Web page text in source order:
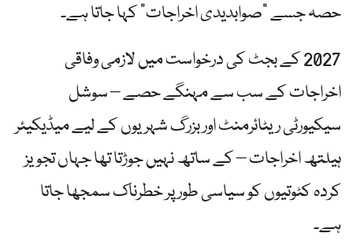
حصہ جسے "صوابدیدی اخراجات” کہا جاتا ہے۔
2027 کے بجٹ کی درخواست میں لازمی وفاقی
اخراجات کے سب سے مہنگے حصے – سوشل
سیکیورٹی ریٹائرمنٹ اور بزرگ شہریوں کے لیے میڈیکیئر
ہیلتھ اخراجات – کے ساتھ نہیں جوڑتا تھا جہاں تجویز
کردہ کٹوتیوں کو سیاسی طور پر خطرناک سمجھا جاتا
ہے۔